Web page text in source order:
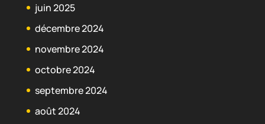
juin 2025
décembre 2024
novembre 2024
octobre 2024
septembre 2024
août 2024